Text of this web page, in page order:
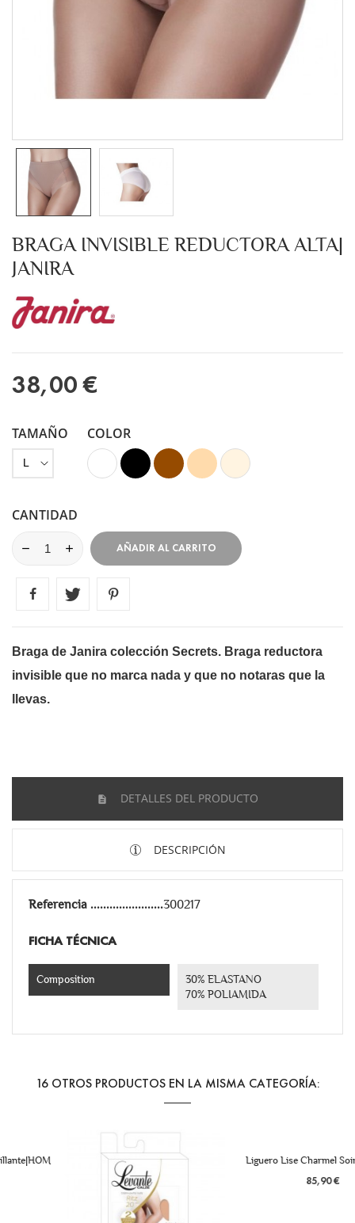
BRAGA INVISIBLE REDUCTORA ALTA|
JANIRA
38,00 €
TAMAÑO COLOR
BlancoNegro MarrónVison Marfil
CANTIDAD
AÑADIR AL CARRITO
Braga de Janira colección Secrets. Braga reductora
invisible que no marca nada y que no notaras que la
llevas.
DETALLES DEL PRODUCTO
DESCRIPCIÓN
Referencia 300217
FICHA TÉCNICA
Composition
30% ELASTANO
70% POLIAMIDA
16 OTROS PRODUCTOS EN LA MISMA CATEGORÍA:
Liguero Lise Charmel Soir de Venise